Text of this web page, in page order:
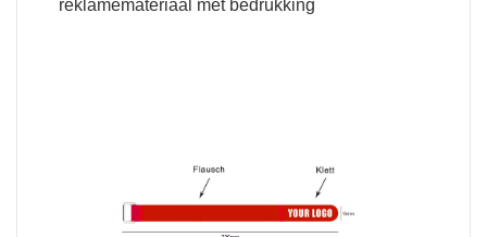
reklamemateriaal met bedrukking